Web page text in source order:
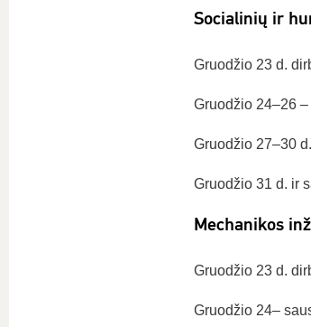
Socialinių ir
Gruodžio 23 d.
Gruodžio 24–26
Gruodžio 27–30
Gruodžio 31 d. ir
Mechanikos
Gruodžio 23 d.
Gruodžio 24–